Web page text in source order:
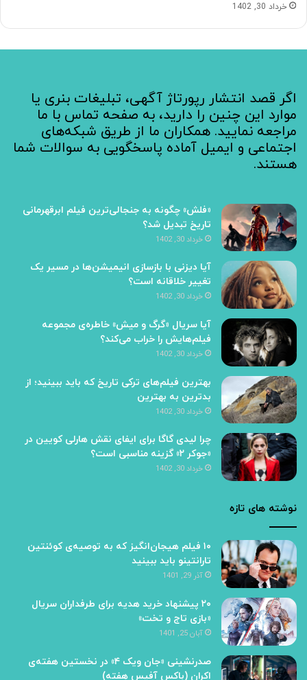
خرداد 30, 1402
اگر قصد انتشار رپورتاژ آگهی، تبلیغات بنری یا
موارد این چنین را دارید، به صفحه تماس با ما
مراجعه نمایید. همکاران ما از طریق شبکه‌های
اجتماعی و ایمیل آماده پاسخگویی به سوالات شما
هستند.
«فلش» چگونه به جنجالی‌ترین فیلم ابرقهرمانی
تاریخ تبدیل شد؟
خرداد 30, 1402
آیا دیزنی با بازسازی انیمیشن‌ها در مسیر یک
تغییر خلاقانه است؟
خرداد 30, 1402
آیا سریال «گرگ و میش» خاطره‌ی مجموعه‌
فیلم‌هایش را خراب می‌کند؟
خرداد 30, 1402
بهترین فیلم‌های ترکی تاریخ که باید ببینید؛ از
بدترین به بهترین
خرداد 30, 1402
چرا لیدی گاگا برای ایفای نقش هارلی کویین در
«جوکر ۲» گزینه مناسبی است؟
خرداد 30, 1402
نوشته های تازه
۱۰ فیلم هیجان‌انگیز که به توصیه‌ی کوئنتین
تارانتینو باید ببینید
آذر 29, 1401
۲۰ پیشنهاد خرید هدیه برای طرفداران سریال
«بازی تاج و تخت»
آبان 25, 1401
صدرنشینی «جان ویک ۴» در نخستین هفته‌ی
اکران (باکس آفیس هفته)